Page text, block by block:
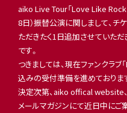
aiko Live Tour「Love Like Rock
8日）振替公演に関しまして、チ
ただきたく1日追加させていた
です。
つきましては、現在ファンクラ
込みの受付準備を進めており
決定次第、aiko offical website、
メールマガジンにて近日中にご